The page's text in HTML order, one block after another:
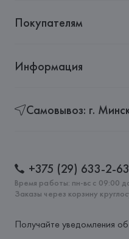
Покупателям
Информация
Самовывоз: г.
+375 (29) 633-2-
Время работы: пн-вс с 09:00
Заказы через корзину
Получайте уведомления